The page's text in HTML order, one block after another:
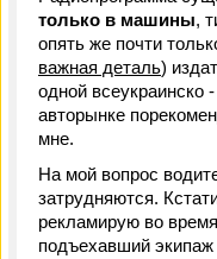
только в машины,
опять же почти
важная деталь)
одной всеукраинско
авторынке
мне.
На мой вопрос
затрудняются.
рекламирую во
подъехавший